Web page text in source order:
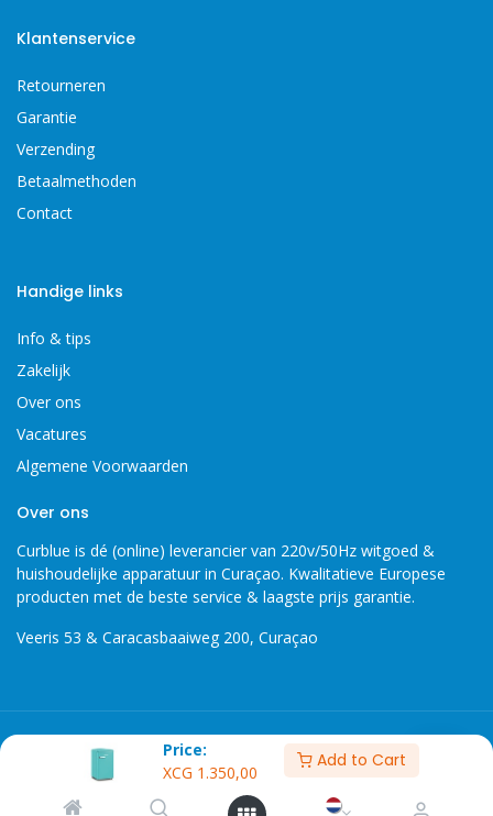
Price:
XCG 1.350,00
Add to Cart
Klantenservice
Retourneren
Garantie
Verzending
Betaalmethoden
Contact
Handige links
Info & tips
Zakelijk
Over ons
Vacatures
Algemene Voorwaarden
Over ons
Curblue is dé (online) leverancier van 220v/50Hz witgoed &
huishoudelijke apparatuur in Curaçao. Kwalitatieve Europese
producten met de beste service & laagste prijs garantie.
Veeris 53 & Caracasbaaiweg 200, Curaçao
Copyright 2026 © Curblue, disclaimer, er kunnen geen rechten
worden ontleent aan informatie op deze website.
XCG Prijslijst